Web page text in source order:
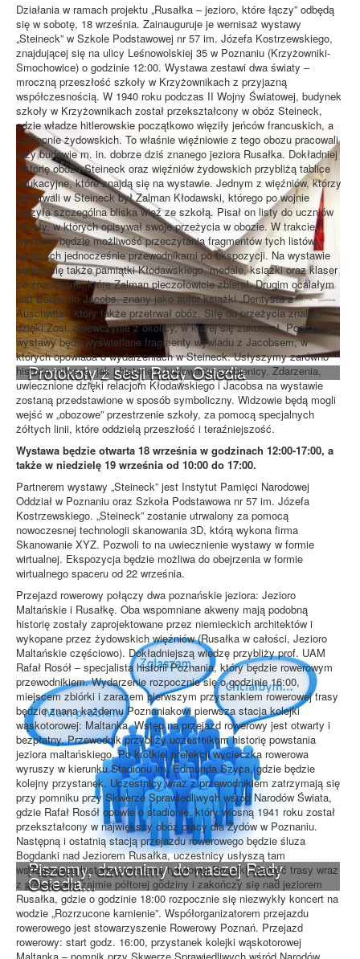
Protokoły z sesji Rady Osiedla
Piszemy, dzwonimy do naszej Rady
Osiedla...
Działania w ramach projektu „Rusałka – jezioro, które łączy” odbędą
się w sobotę, 18 września. Zainauguruje je wernisaż wystawy
„Steineck” w Szkole Podstawowej nr 57 im. Józefa Kostrzewskiego,
znajdującej się na ulicy Leśnowolskiej 35 w Poznaniu (Krzyżowniki-
Smochowice) o godzinie 12:00. Wystawa zestawi dwa światy –
mroczną przeszłość szkoły w Krzyżownikach z przyjazną
współczesnością. W 1940 roku podczas II Wojny Światowej, budynek
szkoły w Krzyżownikach został przekształcony w obóz Steineck,
gdzie władze hitlerowskie początkowo więziły jeńców francuskich, a
następnie żydowskich. To właśnie więźniowie z tego obozu pracowali
przy budowie m. in. dobrze dziś znanego jeziora Rusałka. Dokładniej
historię obozu Steineck oraz więźniów żydowskich przybliżą tablice
edukacyjne, które znajdą się na wystawie. Jednym z więźniów, którzy
przetrwali w Steineck był Zalman Kłodawski, którego po wojnie
łączyła szczególna bliska więź ze szkołą. Pisał on listy do uczniów
szkoły, w których opisywał swoje przeżycia w obozie. W trakcie
wystawy będzie możliwość przeczytania fragmentów tych listów,
będących jednocześnie przewodnikami po ekspozycji. Na wystawie
znajdą się także pamiątki Kłodawskiego, medale, książki oraz klaser
ze znaczkami, które Zalman pieczołowicie zbierał. Drugim ocalałym
jest Benjamin Jacobs, znany jako autor książki „Dentysta z
Auschwitz”, który także przetrwał obóz. Siłę do przeżycia znalazł
dzięki Zosi, dziewczynie z okolicy, w której się zakochał. Podczas
wystawy będą wyświetlane fragmenty wywiadu z Jacobsem, w
których opowiada o wydarzeniach w Steineck. Usłyszymy zarówno
historię miłosną, jak i historię o budowaniu szubienicy. Zdarzenia,
uwiecznione dzięki relacjom Kłodawskiego i Jacobsa na wystawie
zostaną przedstawione w sposób symboliczny. Widzowie będą mogli
wejść w „obozowe” przestrzenie szkoły, za pomocą specjalnych
żółtych linii, które oddzielą przeszłość i teraźniejszość.
Wystawa będzie otwarta 18 września w godzinach 12:00-17:00, a
także w niedzielę 19 września od 10:00 do 17:00.
Partnerem wystawy „Steineck” jest Instytut Pamięci Narodowej
Oddział w Poznaniu oraz Szkoła Podstawowa nr 57 im. Józefa
Kostrzewskiego. „Steineck” zostanie utrwalony za pomocą
nowoczesnej technologii skanowania 3D, którą wykona firma
Skanowanie XYZ. Pozwoli to na uwiecznienie wystawy w formie
wirtualnej. Ekspozycja będzie możliwa do obejrzenia w formie
wirtualnego spaceru od 22 września.
Przejazd rowerowy połączy dwa poznańskie jeziora: Jezioro
Maltańskie i Rusałkę. Oba wspomniane akweny mają podobną
historię zostały zaprojektowane przez niemieckich architektów i
wykopane przez żydowskich więźniów (Rusałka w całości, Jezioro
Maltańskie częściowo). Dokładniejszą wiedzę przybliży prof. UAM
Rafał Rosół – specjalista historii Poznania, który będzie rowerowym
przewodnikiem. Wydarzenie rozpocznie się o godzinie 16:00,
miejscem zbiórki i zarazem pierwszym przystankiem rowerowej trasy
będzie znana każdemu Poznaniakowi pierwsza stacja kolejki
wąskotorowej: Maltanka. Wstęp na przejazd rowerowy jest otwarty i
bezpłatny. Przewodnik przybliży uczestnikom historię powstania
jeziora maltańskiego. Po krótkiej prelekcji wycieczka rowerowa
wyruszy w kierunku Stadionu im. Edmunda Szyca, gdzie będzie
kolejny przystanek. Uczestnicy wraz z przewodnikiem zatrzymają się
przy pomniku przy Skwerze Sprawiedliwych wśród Narodów Świata,
gdzie Rafał Rosół opowie o stadionie, który wiosną 1941 roku został
przekształcony w największy obóz pracy dla Żydów w Poznaniu.
Następną i ostatnią stacją przejazdu rowerowego będzie śluza
Bogdanki nad Jeziorem Rusałka, uczestnicy usłyszą tam
wstrząsającą historię powstania tytułowej Rusałki. Całość trasy wraz
z prelekcjami zajmie półtorej godziny i zakończy się nad jeziorem
Rusałka, gdzie o godzinie 18:00 rozpocznie się niezwykły koncert na
wodzie „Rozrzucone kamienie”. Współorganizatorem przejazdu
rowerowego jest stowarzyszenie Rowerowy Poznań. Przejazd
rowerowy: start godz. 16:00, przystanek kolejki wąskotorowej
Maltanka – pomnik przy Skwerze Sprawiedliwych wśród Narodów